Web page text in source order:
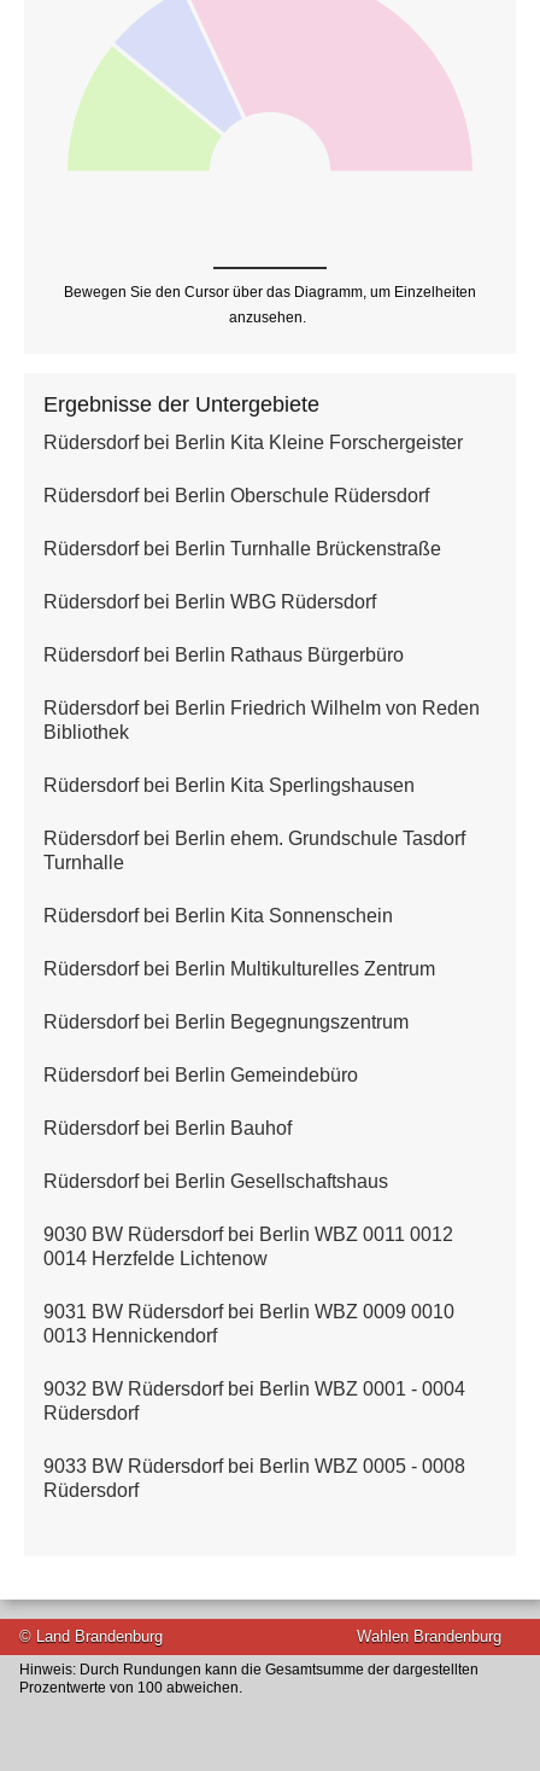
Bewegen Sie den Cursor über das Diagramm, um Einzelheiten
anzusehen.
Ergebnisse der Untergebiete
Rüdersdorf bei Berlin Kita Kleine Forschergeister
Rüdersdorf bei Berlin Oberschule Rüdersdorf
Rüdersdorf bei Berlin Turnhalle Brückenstraße
Rüdersdorf bei Berlin WBG Rüdersdorf
Rüdersdorf bei Berlin Rathaus Bürgerbüro
Rüdersdorf bei Berlin Friedrich Wilhelm von Reden
Bibliothek
Rüdersdorf bei Berlin Kita Sperlingshausen
Rüdersdorf bei Berlin ehem. Grundschule Tasdorf
Turnhalle
Rüdersdorf bei Berlin Kita Sonnenschein
Rüdersdorf bei Berlin Multikulturelles Zentrum
Rüdersdorf bei Berlin Begegnungszentrum
Rüdersdorf bei Berlin Gemeindebüro
Rüdersdorf bei Berlin Bauhof
Rüdersdorf bei Berlin Gesellschaftshaus
9030 BW Rüdersdorf bei Berlin WBZ 0011 0012
0014 Herzfelde Lichtenow
9031 BW Rüdersdorf bei Berlin WBZ 0009 0010
0013 Hennickendorf
9032 BW Rüdersdorf bei Berlin WBZ 0001 - 0004
Rüdersdorf
9033 BW Rüdersdorf bei Berlin WBZ 0005 - 0008
Rüdersdorf
© Land Brandenburg Wahlen Brandenburg
Hinweis: Durch Rundungen kann die Gesamtsumme der dargestellten
Prozentwerte von 100 abweichen.